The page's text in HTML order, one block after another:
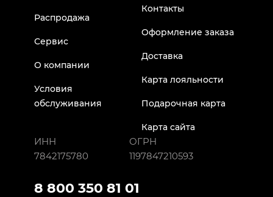
Распродажа
Сервис
О компании
Условия
обслуживания
Контакты
Оформление заказа
Доставка
Карта лояльности
Подарочная карта
Карта сайта
ИНН
7842175780
ОГРН
1197847210593
8 800 350 81 01